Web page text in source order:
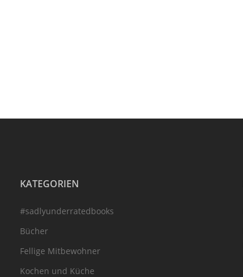
KATEGORIEN
#sadlyunderratedbooks
Bücher
Fellige Mitbewohner
Kochen und Küche